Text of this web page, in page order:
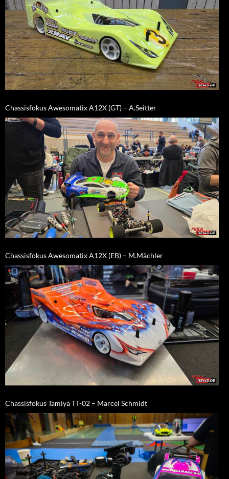
Chassisfokus Awesomatix A12X (GT) – A.Seitter
Chassisfokus Awesomatix A12X (EB) – M.Mächler
Chassisfokus Tamiya TT-02 – Marcel Schmidt